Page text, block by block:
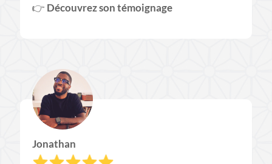
👉​ Découvrez son témoignage
Jonathan